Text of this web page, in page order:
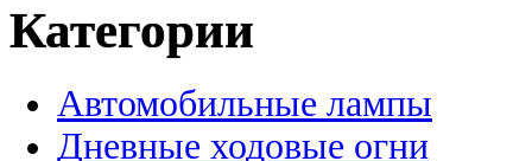
Категории
Автомобильные лампы
Дневные ходовые огни